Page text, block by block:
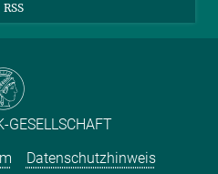
RSS
GESELLSCHAFT
Datenschutzhinweis